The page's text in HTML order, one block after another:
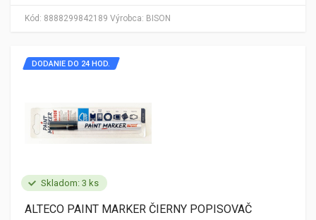
Kód: 8888299842189 Výrobca: BISON
Skladom: 3 ks
DODANIE DO 24 HOD.
ALTECO PAINT MARKER ČIERNY POPISOVAČ